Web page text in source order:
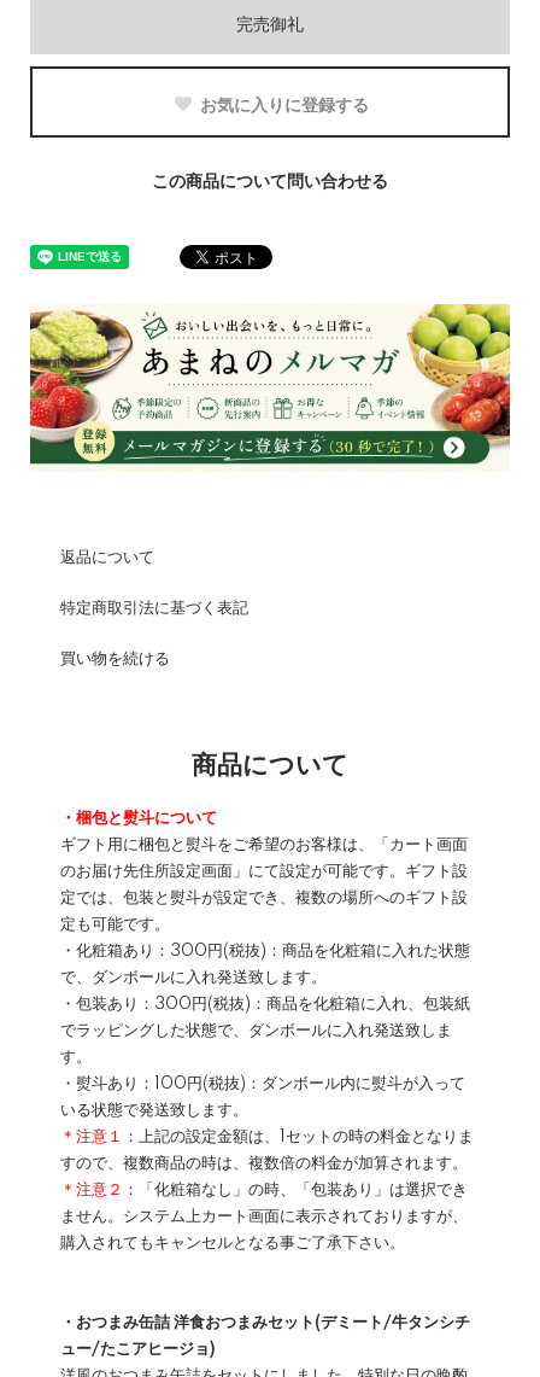
完売御礼
お気に入りに登録する
この商品について問い合わせる
返品について
特定商取引法に基づく表記
買い物を続ける
商品について
・梱包と熨斗について
ギフト用に梱包と熨斗をご希望のお客様は、「カート画面
のお届け先住所設定画面」にて設定が可能です。ギフト設
定では、包装と熨斗が設定でき、複数の場所へのギフト設
定も可能です。
・化粧箱あり：300円(税抜)：商品を化粧箱に入れた状態
で、ダンボールに入れ発送致します。
・包装あり：300円(税抜)：商品を化粧箱に入れ、包装紙
でラッピングした状態で、ダンボールに入れ発送致しま
す。
・熨斗あり：100円(税抜)：ダンボール内に熨斗が入って
いる状態で発送致します。
＊注意１ ：上記の設定金額は、1セットの時の料金となりま
すので、複数商品の時は、複数倍の料金が加算されます。
＊注意２ ：「化粧箱なし」の時、「包装あり」は選択でき
ません。システム上カート画面に表示されておりますが、
購入されてもキャンセルとなる事ご了承下さい。
・おつまみ缶詰 洋食おつまみセット(デミート/牛タンシチ
ュー/たこアヒージョ)